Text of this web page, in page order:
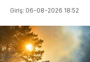
Giriş: 06-08-2026 18:52